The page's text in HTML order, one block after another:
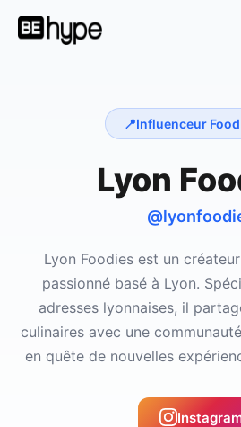
📍Influenceur Food
Lyon
Lyon Foodies est un
passionné basé à Lyon.
adresses lyonnaises, il
culinaires avec une
en quête de nouvelles